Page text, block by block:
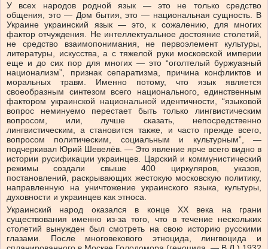
У всех народов родной язык — это не только средство
общения, это — Дом бытия, это — национальная сущность. В
Украине украинский язык — это, к сожалению, для многих
фактор отчуждения. Не интеллектуальное достояние столетий,
не средство взаимопонимания, не первоэлемент культуры,
литературы, искусства, а с тяжелой руки московской империи
еще и до сих пор для многих — это “оголтелый буржуазный
национализм”, признак сепаратизма, причина конфликтов и
моральных травм. Именно потому, что язык является
своеобразным синтезом всего национального, единственным
фактором украинской национальной идентичности, “языковой
вопрос неминуемо перестает быть только лингвистическим
вопросом, или, лучше сказать, непосредственно
лингвистическим, а становится также, и часто прежде всего,
вопросом политическим, социальным и культурным”, —
подчеркивал Юрий Шевелёв. — Это явление ярче всего видно в
истории русификации украинцев. Царский и коммунистический
режимы создали свыше 400 циркуляров, указов,
постановлений, раскрывающих жестокую московскую политику,
направленную на уничтожение украинского языка, культуры,
духовности и украинцев как этноса.
Украинский народ оказался в конце ХХ века на грани
существования именно из-за того, что в течение нескольких
столетий вынужден был смотреть на свою историю русскими
глазами. После многовекового этноцида, лингвоцида и